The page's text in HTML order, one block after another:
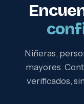
Niñeras,
mayores.
verificados,